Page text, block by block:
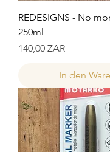
REDESIGNS - No
250ml
Preis
140,00 ZAR
In den